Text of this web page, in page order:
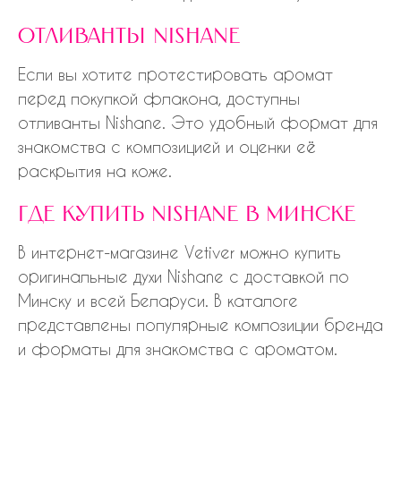
отливанты nishane
Если вы хотите протестировать аромат
перед покупкой флакона, доступны
отливанты Nishane. Это удобный формат для
знакомства с композицией и оценки её
раскрытия на коже.
где купить nishane в минске
В интернет-магазине Vetiver можно купить
оригинальные духи Nishane с доставкой по
Минску и всей Беларуси. В каталоге
представлены популярные композиции бренда
и форматы для знакомства с ароматом.